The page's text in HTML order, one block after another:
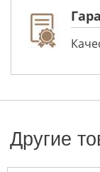
Другие